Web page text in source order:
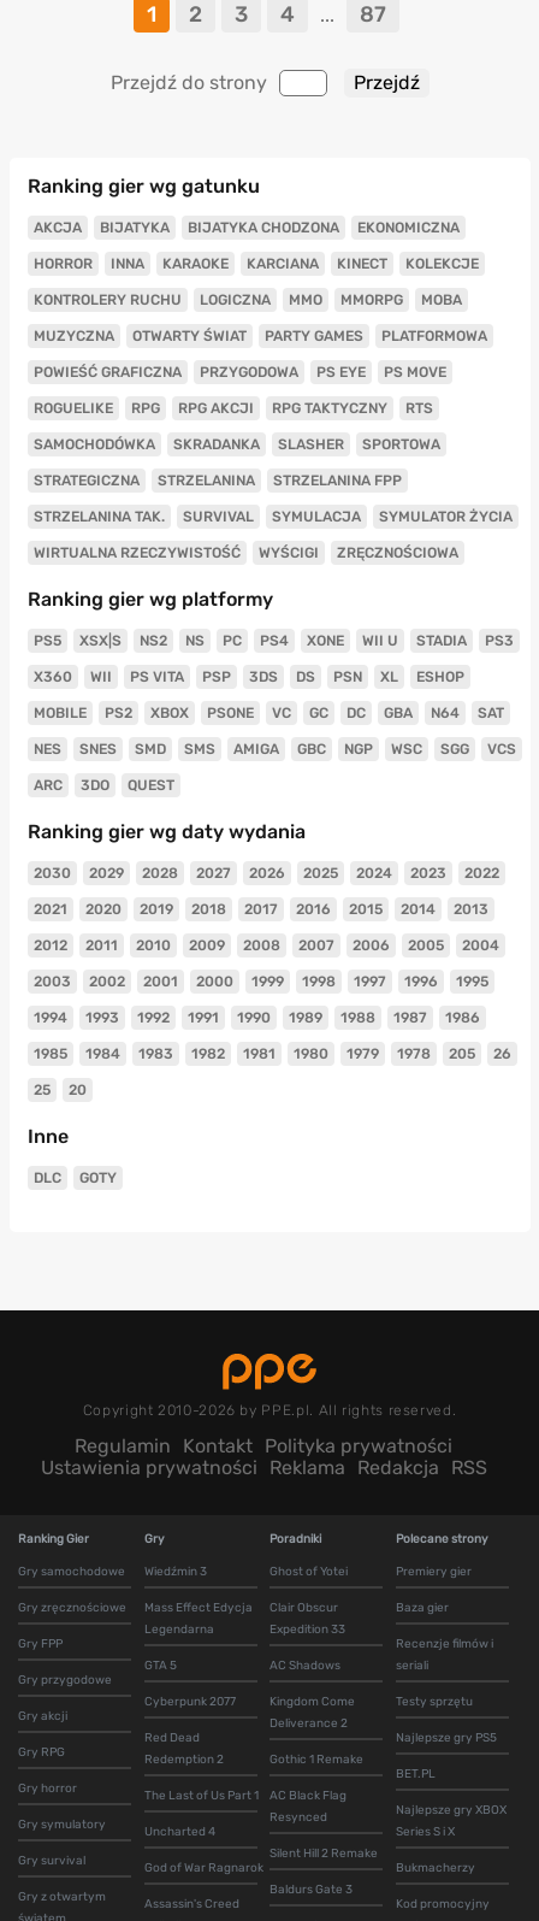
1 2 3 4 ... 87
Przejdź do strony
Ranking gier wg gatunku
AKCJA BIJATYKA BIJATYKA CHODZONA EKONOMICZNA
HORROR INNA KARAOKE KARCIANA KINECT KOLEKCJE
KONTROLERY RUCHU LOGICZNA MMO MMORPG MOBA
MUZYCZNA OTWARTY ŚWIAT PARTY GAMES PLATFORMOWA
POWIEŚĆ GRAFICZNA PRZYGODOWA PS EYE PS MOVE
ROGUELIKE RPG RPG AKCJI RPG TAKTYCZNY RTS
SAMOCHODÓWKA SKRADANKA SLASHER SPORTOWA
STRATEGICZNA STRZELANINA STRZELANINA FPP
STRZELANINA TAK. SURVIVAL SYMULACJA SYMULATOR ŻYCIA
WIRTUALNA RZECZYWISTOŚĆ WYŚCIGI ZRĘCZNOŚCIOWA
Ranking gier wg platformy
PS5 XSX|S NS2 NS PC PS4 XONE WII U STADIA PS3
X360 WII PS VITA PSP 3DS DS PSN XL ESHOP
MOBILE PS2 XBOX PSONE VC GC DC GBA N64 SAT
NES SNES SMD SMS AMIGA GBC NGP WSC SGG VCS
ARC 3DO QUEST
Ranking gier wg daty wydania
2030 2029 2028 2027 2026 2025 2024 2023 2022
2021 2020 2019 2018 2017 2016 2015 2014 2013
2012 2011 2010 2009 2008 2007 2006 2005 2004
2003 2002 2001 2000 1999 1998 1997 1996 1995
1994 1993 1992 1991 1990 1989 1988 1987 1986
1985 1984 1983 1982 1981 1980 1979 1978 205 26
25 20
Inne
DLC GOTY
Copyright 2010-2026 by PPE.pl. All rights reserved.
Regulamin Kontakt Polityka prywatności
Ustawienia prywatności
Reklama Redakcja RSS
Ranking Gier
Gry samochodowe
Gry zręcznościowe
Gry FPP
Gry przygodowe
Gry akcji
Gry RPG
Gry horror
Gry symulatory
Gry survival
Gry z otwartym
Gry
Wiedźmin 3
Mass Effect Edycja
Legendarna
GTA 5
Cyberpunk 2077
Red Dead
Redemption 2
The Last of Us Part 1
Uncharted 4
God of War Ragnarok
Assassin's Creed
Poradniki
Ghost of Yotei
Clair Obscur
Expedition 33
AC Shadows
Kingdom Come
Deliverance 2
Gothic 1 Remake
AC Black Flag
Resynced
Silent Hill 2 Remake
Baldurs Gate 3
Polecane strony
Premiery gier
Baza gier
Recenzje filmów i
seriali
Testy sprzętu
Najlepsze gry PS5
BET.PL
Najlepsze gry XBOX
Series S i X
Bukmacherzy
Kod promocyjny